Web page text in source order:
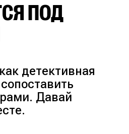
ПОД
детективная
Давай